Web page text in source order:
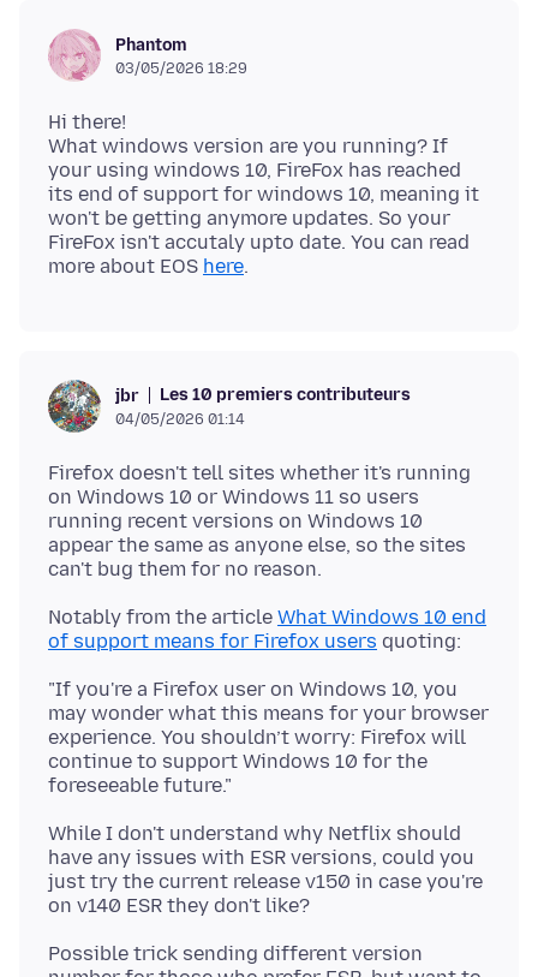
Phantom
03/05/2026 18:29
Hi there!
What windows version are you running? If
your using windows 10, FireFox has reached
its end of support for windows 10, meaning it
won't be getting anymore updates. So your
FireFox isn't accutaly upto date. You can read
more about EOS here
jbr Les 10 premiers contributeurs
04/05/2026 01:14
Firefox doesn't tell sites whether it's running
on Windows 10 or Windows 11 so users
running recent versions on Windows 10
appear the same as anyone else, so the sites
Notably from the article What Windows 10 end
of support means for Firefox users
"If you're a Firefox user on Windows 10, you
may wonder what this means for your browser
experience. You shouldn’t worry: Firefox will
continue to support Windows 10 for the
While I don't understand why Netflix should
have any issues with ESR versions, could you
just try the current release v150 in case you're
Possible trick sending different version